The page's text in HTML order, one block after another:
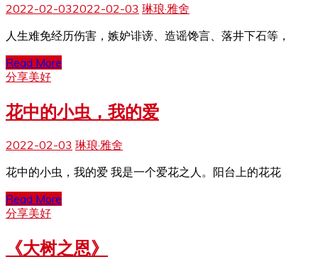
2022-02-032022-02-03 琳琅·雅舍
人生难免经历伤害，嫉妒诽谤、造谣馋言、落井下石等，
Read More
分享美好
花中的小虫，我的爱
2022-02-03 琳琅·雅舍
花中的小虫，我的爱 我是一个爱花之人。阳台上的花花
Read More
分享美好
《大树之恩》